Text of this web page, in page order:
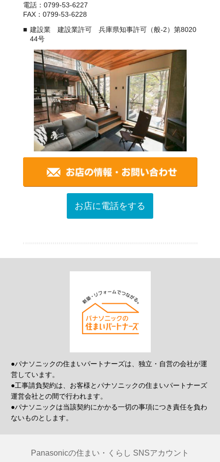
電話：0799-53-6227
FAX：0799-53-6228
建設業 建設業許可 兵庫県知事許可（般-2）第8020
44号
お店に電話をする
●パナソニックの住まいパートナーズは、独立・自営の会社が運
営しています。
●工事請負契約は、お客様とパナソニックの住まいパートナーズ
運営会社との間で行われます。
●パナソニックは当該契約にかかる一切の事項につき責任を負わ
ないものとします。
Panasonicの住まい・くらし SNSアカウント